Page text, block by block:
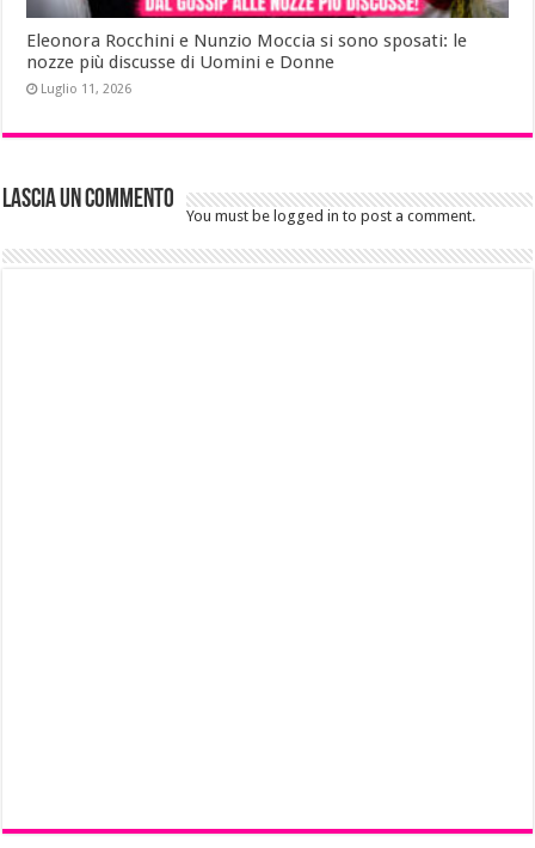
Eleonora Rocchini e Nunzio Moccia si sono sposati: le
nozze più discusse di Uomini e Donne
Luglio 11, 2026
Lascia un commento
You must be logged in to post a comment.